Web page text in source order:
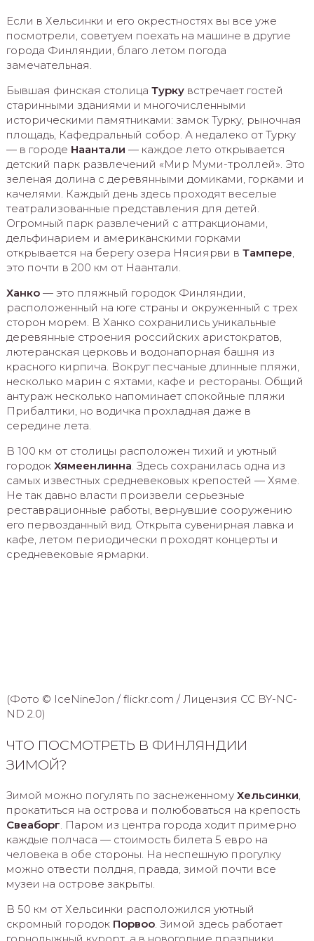
Если в Хельсинки и его окрестностях вы все уже
посмотрели, советуем поехать на машине в другие
города Финляндии, благо летом погода
замечательная.
Бывшая финская столица Туркувстречает гостей
старинными зданиями и многочисленными
историческими памятниками: замок Турку, рыночная
площадь, Кафедральный собор. А недалеко от Турку
— в городе Наантали — каждое лето открывается
детский парк развлечений «Мир Муми-троллей». Это
зеленая долина с деревянными домиками, горками и
качелями. Каждый день здесь проходят веселые
театрализованные представления для детей.
Огромный парк развлечений с аттракционами,
дельфинарием и американскими горками
открывается на берегу озера Нясиярви в Тампере,
это почти в 200 км от Наантали.
Ханко— это пляжный городок Финляндии,
расположенный на юге страны и окруженный с трех
сторон морем. В Ханко сохранились уникальные
деревянные строения российских аристократов,
лютеранская церковь и водонапорная башня из
красного кирпича. Вокруг песчаные длинные пляжи,
несколько марин с яхтами, кафе и рестораны. Общий
антураж несколько напоминает спокойные пляжи
Прибалтики, но водичка прохладная даже в
середине лета.
В 100 км от столицы расположен тихий и уютный
городок Хямеенлинна. Здесь сохранилась одна из
самых известных средневековых крепостей — Хяме.
Не так давно власти произвели серьезные
реставрационные работы, вернувшие сооружению
его первозданный вид. Открыта сувенирная лавка и
кафе, летом периодически проходят концерты и
средневековые ярмарки.
(Фото © IceNineJon / flickr.com / Лицензия CC BY-NC-
ND 2.0)
ЧТО ПОСМОТРЕТЬ В ФИНЛЯНДИИ
ЗИМОЙ?
Зимой можно погулять по заснеженному Хельсинки,
прокатиться на острова и полюбоваться на крепость
Свеаборг. Паром из центра города ходит примерно
каждые полчаса — стоимость билета 5 евро на
человека в обе стороны. На неспешную прогулку
можно отвести полдня, правда, зимой почти все
музеи на острове закрыты.
В 50 км от Хельсинки расположился уютный
скромный городок Порвоо. Зимой здесь работает